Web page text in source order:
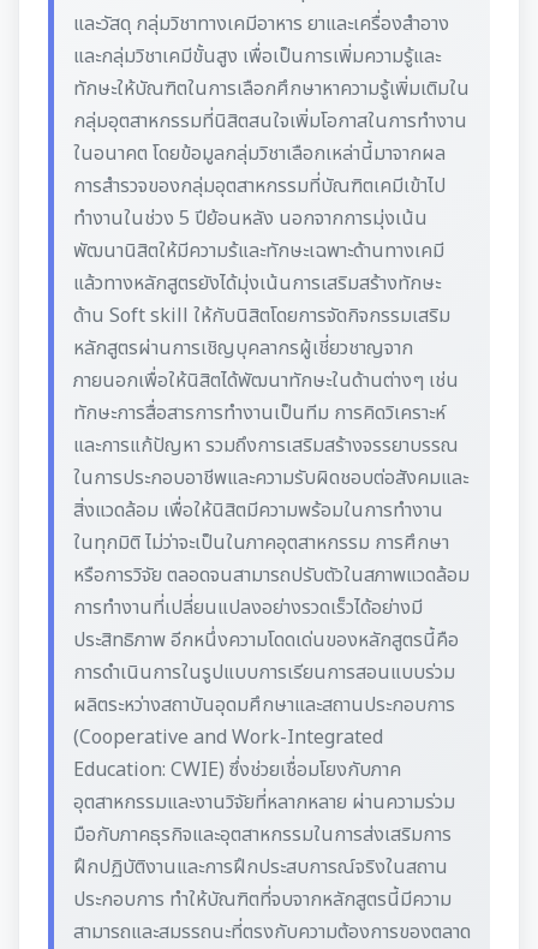
และวัสดุ กลุ่มวิชาทางเคมีอาหาร ยาและเครื่องสำอาง
และกลุ่มวิชาเคมีขั้นสูง เพื่อเป็นการเพิ่มความรู้และ
ทักษะให้บัณฑิตในการเลือกศึกษาหาความรู้เพิ่มเติมใน
กลุ่มอุตสาหกรรมที่นิสิตสนใจเพิ่มโอกาสในการทำงาน
ในอนาคต โดยข้อมูลกลุ่มวิชาเลือกเหล่านี้มาจากผล
การสำรวจของกลุ่มอุตสาหกรรมที่บัณฑิตเคมีเข้าไป
ทำงานในช่วง 5 ปีย้อนหลัง นอกจากการมุ่งเน้น
พัฒนานิสิตให้มีความร้และทักษะเฉพาะด้านทางเคมี
แล้วทางหลักสูตรยังได้มุ่งเน้นการเสริมสร้างทักษะ
ด้าน Soft skill ให้กับนิสิตโดยการจัดกิจกรรมเสริม
หลักสูตรผ่านการเชิญบุคลากรผู้เชี่ยวชาญจาก
ภายนอกเพื่อให้นิสิตได้พัฒนาทักษะในด้านต่างๆ เช่น
ทักษะการสื่อสารการทำงานเป็นทีม การคิดวิเคราะห์
และการแก้ปัญหา รวมถึงการเสริมสร้างจรรยาบรรณ
ในการประกอบอาชีพและความรับผิดชอบต่อสังคมและ
สิ่งแวดล้อม เพื่อให้นิสิตมีความพร้อมในการทำงาน
ในทุกมิติ ไม่ว่าจะเป็นในภาคอุตสาหกรรม การศึกษา
หรือการวิจัย ตลอดจนสามารถปรับตัวในสภาพแวดล้อม
การทำงานที่เปลี่ยนแปลงอย่างรวดเร็วได้อย่างมี
ประสิทธิภาพ อีกหนึ่งความโดดเด่นของหลักสูตรนี้คือ
การดำเนินการในรูปแบบการเรียนการสอนแบบร่วม
ผลิตระหว่างสถาบันอุดมศึกษาและสถานประกอบการ
(Cooperative and Work-Integrated
Education: CWIE) ซึ่งช่วยเชื่อมโยงกับภาค
อุตสาหกรรมและงานวิจัยที่หลากหลาย ผ่านความร่วม
มือกับภาคธุรกิจและอุตสาหกรรมในการส่งเสริมการ
ฝึกปฏิบัติงานและการฝึกประสบการณ์จริงในสถาน
ประกอบการ ทำให้บัณฑิตที่จบจากหลักสูตรนี้มีความ
สามารถและสมรรถนะที่ตรงกับความต้องการของตลาด